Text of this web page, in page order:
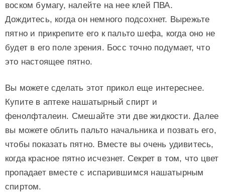
воском бумагу, налейте на нее клей ПВА.
Дождитесь, когда он немного подсохнет. Вырежьте
пятно и прикрепите его к пальто шефа, когда оно не
будет в его поле зрения. Босс точно подумает, что
это настоящее пятно.
Вы можете сделать этот прикол еще интереснее.
Купите в аптеке нашатырный спирт и
фенолфталеин. Смешайте эти две жидкости. Далее
вы можете облить пальто начальника и позвать его,
чтобы показать пятно. Вместе вы очень удивитесь,
когда красное пятно исчезнет. Секрет в том, что цвет
пропадает вместе с испарившимся нашатырным
спиртом.